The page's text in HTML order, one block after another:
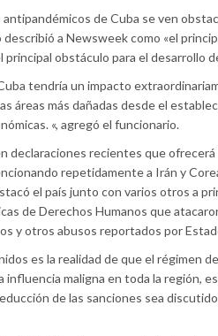
de Cuba se ven
a Newsweek como «el
obstáculo para el desarrollo
tendría un impacto
áreas más dañadas desde el
«, agregó el funcionario.
declaraciones recientes que
repetidamente a Irán y
el país junto con varios otros a
de Derechos Humanos que
y otros abusos reportados por
es la realidad de que el régimen
maligna en toda la región,
de las sanciones sea